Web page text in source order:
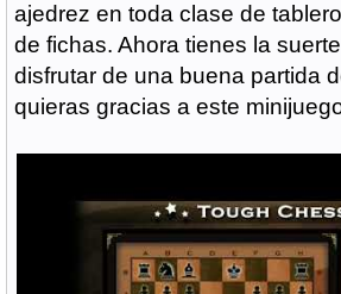
ajedrez en toda clase de
de fichas. Ahora tienes la
disfrutar de una buena partida
quieras gracias a este